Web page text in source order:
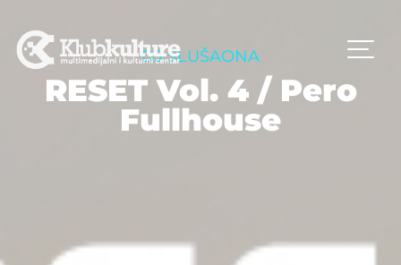
DJ SLUŠAONA
RESET Vol. 4 / Pero
Fullhouse